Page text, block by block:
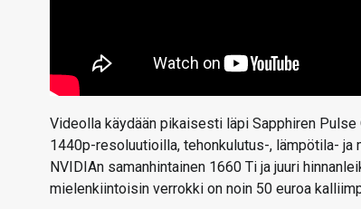
Videolla käydään pikaisesti läpi Sapphiren
1440p-resoluutioilla, tehonkulutus-, lämpötila-
NVIDIAn samanhintainen 1660 Ti ja juuri
mielenkiintoisin verrokki on noin 50 euroa